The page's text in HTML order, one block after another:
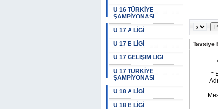
U 16 TÜRKİYE
ŞAMPİYONASI
U 17 A LİGİ
U 17 B LİGİ
U 17 GELİŞİM LİGİ
U 17 TÜRKİYE
ŞAMPİYONASI
U 18 A LİGİ
U 18 B LİGİ
Tavsiye